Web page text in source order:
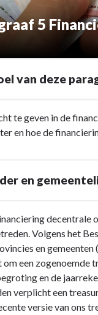
5
van deze
te geven in de
en hoe de
en
decentrale
Volgens het
en gemeenten
een zogenoemde
en de
verplicht een
versie van ons